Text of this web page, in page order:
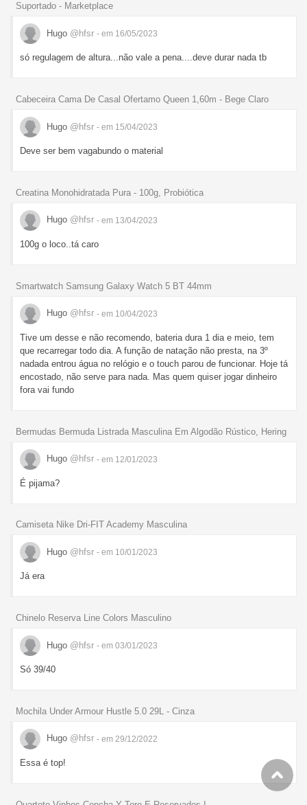
Suportado - Marketplace
Hugo @hfsr - em 16/05/2023
só regulagem de altura...não vale a pena....deve durar nada tb
Cabeceira Cama De Casal Ofertamo Queen 1,60m - Bege Claro
Hugo @hfsr - em 15/04/2023
Deve ser bem vagabundo o material
Creatina Monohidratada Pura - 100g, Probiótica
Hugo @hfsr - em 13/04/2023
100g o loco..tá caro
Smartwatch Samsung Galaxy Watch 5 BT 44mm
Hugo @hfsr - em 10/04/2023
Tive um desse e não recomendo, bateria dura 1 dia e meio, tem
que recarregar todo dia. A função de natação não presta, na 3º
nadada entrou água no relógio e o touch parou de funcionar. Hoje tá
encostado, não serve para nada. Mas quem quiser jogar dinheiro
fora vai fundo
Bermudas Bermuda Listrada Masculina Em Algodão Rústico, Hering
Hugo @hfsr - em 12/01/2023
É pijama?
Camiseta Nike Dri-FIT Academy Masculina
Hugo @hfsr - em 10/01/2023
Já era
Chinelo Reserva Line Colors Masculino
Hugo @hfsr - em 03/01/2023
Só 39/40
Mochila Under Armour Hustle 5.0 29L - Cinza
Hugo @hfsr - em 29/12/2022
Essa é top!